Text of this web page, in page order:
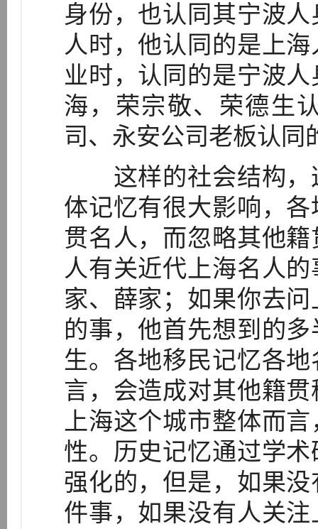
身份，也认同其宁波
人时，他认同的是上
业时，认同的是宁波
海，荣宗敬、荣德生
司、永安公司老板认同
这样的社会结构，
体记忆有很大影响，
贯名人，而忽略其他
人有关近代上海名人
家、薛家；如果你去
的事，他首先想到的
生。各地移民记忆各
言，会造成对其他籍
上海这个城市整体而
性。历史记忆通过学
强化的，但是，如果
件事，如果没有人关